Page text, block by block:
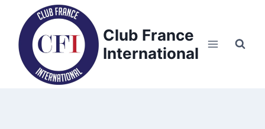
content
Club France
International